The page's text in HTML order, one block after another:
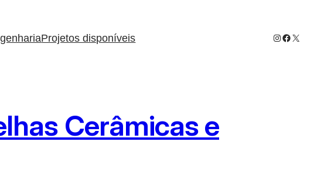
Projetos disponíveis Instagram
Facebook
X
Cerâmicas e